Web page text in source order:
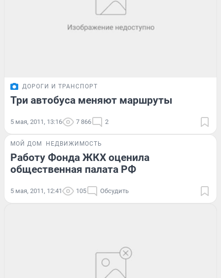
ДОРОГИ И ТРАНСПОРТ
Три автобуса меняют маршруты
5 мая, 2011, 13:16 7 866 2
МОЙ ДОМ НЕДВИЖИМОСТЬ
Работу Фонда ЖКХ оценила
общественная палата РФ
5 мая, 2011, 12:41 105 Обсудить